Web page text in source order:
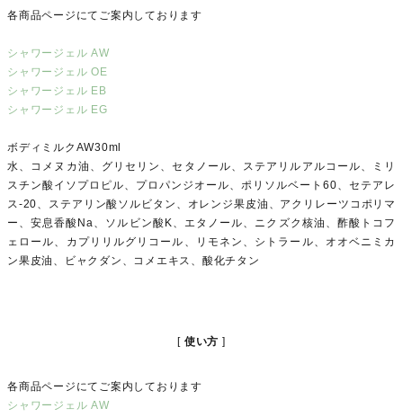
各商品ページにてご案内しております
シャワージェル AW
シャワージェル OE
シャワージェル EB
シャワージェル EG
ボディミルクAW30ml
水、コメヌカ油、グリセリン、セタノール、ステアリルアルコール、ミリ
スチン酸イソプロピル、プロパンジオール、ポリソルベート60、セテアレ
ス-20、ステアリン酸ソルビタン、オレンジ果皮油、アクリレーツコポリマ
ー、安息香酸Na、ソルビン酸K、エタノール、ニクズク核油、酢酸トコフ
ェロール、カプリリルグリコール、リモネン、シトラール、オオベニミカ
ン果皮油、ビャクダン、コメエキス、酸化チタン
使い方
各商品ページにてご案内しております
シャワージェル AW